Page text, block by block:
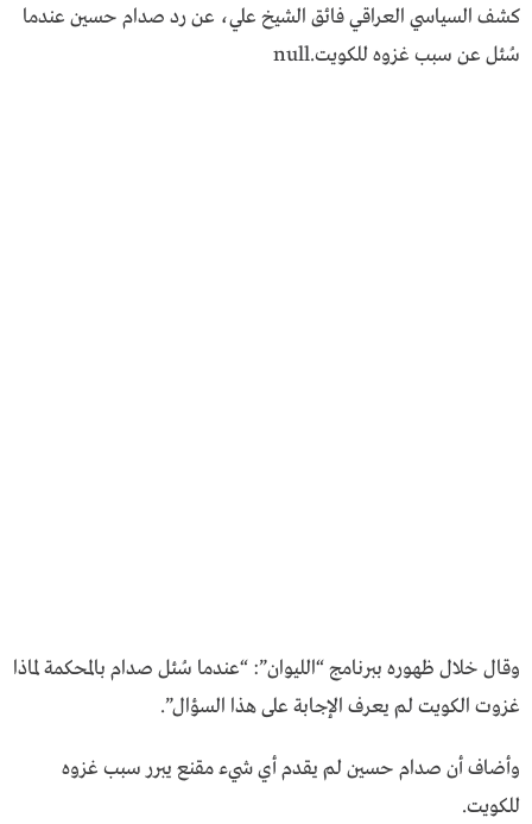
كشف السياسي العراقي فائق الشيخ علي، عن رد صدام حسين عندما
سُئل عن سبب غزوه للكويت.null
وقال خلال ظهوره ببرنامج “الليوان”: “عندما سُئل صدام بالمحكمة لماذا
غزوت الكويت لم يعرف الإجابة على هذا السؤال”.
وأضاف أن صدام حسين لم يقدم أي شيء مقنع يبرر سبب غزوه
للكويت.